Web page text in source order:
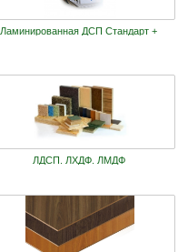
Ламинированная ДСП Cтандарт +
ЛДСП. ЛХДФ. ЛМДФ